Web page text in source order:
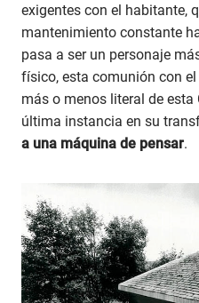
exigentes con el habitante,
mantenimiento constante
pasa a ser un personaje
físico, esta comunión con
más o menos literal de
última instancia en su
a una máquina de pensar.